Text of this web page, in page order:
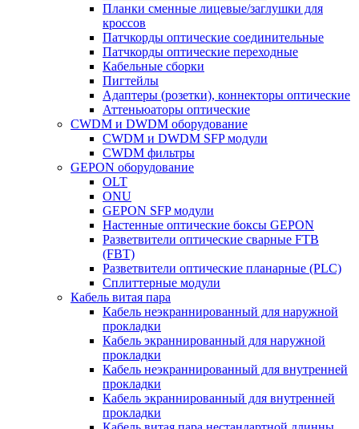
Планки сменные лицевые/заглушки для
кроссов
Патчкорды оптические соединительные
Патчкорды оптические переходные
Кабельные сборки
Пигтейлы
Адаптеры (розетки), коннекторы оптические
Аттеньюаторы оптические
CWDM и DWDM оборудование
CWDM и DWDM SFP модули
CWDM фильтры
GEPON оборудование
OLT
ONU
GEPON SFP модули
Настенные оптические боксы GEPON
Разветвители оптические сварные FTB
(FBT)
Разветвители оптические планарные (PLC)
Сплиттерные модули
Кабель витая пара
Кабель неэкраннированный для наружной
прокладки
Кабель экраннированный для наружной
прокладки
Кабель неэкраннированный для внутренней
прокладки
Кабель экраннированный для внутренней
прокладки